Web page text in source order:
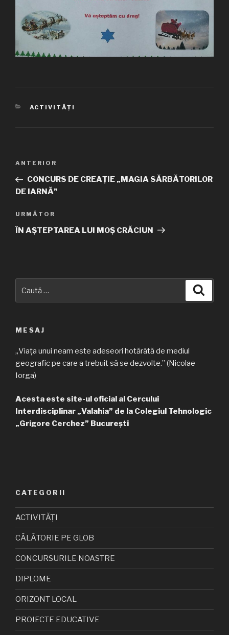
CATEGORII
ACTIVITĂȚI
Navigare
articole
Articolul
anterior
ANTERIOR
CONCURS DE CREAȚIE „MAGIA SĂRBĂTORILOR
DE IARNĂ”
Articolul
următor
URMĂTOR
ÎN AȘTEPTAREA LUI MOȘ CRĂCIUN
MESAJ
„Viața unui neam este adeseori hotărâtă de mediul
geografic pe care a trebuit să se dezvolte.” (Nicolae
Iorga)
Acesta este site-ul oficial al Cercului
Interdisciplinar „Valahia” de la Colegiul Tehnologic
„Grigore Cerchez” București
CATEGORII
ACTIVITĂȚI
CĂLĂTORIE PE GLOB
CONCURSURILE NOASTRE
DIPLOME
ORIZONT LOCAL
PROIECTE EDUCATIVE